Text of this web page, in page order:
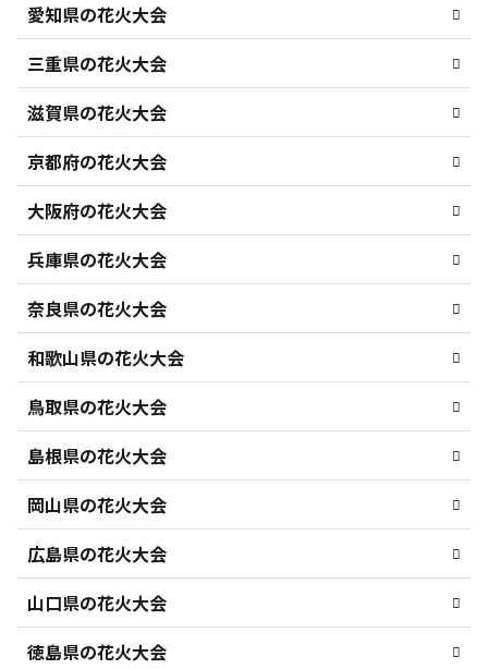
愛知県の花火大会
三重県の花火大会
滋賀県の花火大会
京都府の花火大会
大阪府の花火大会
兵庫県の花火大会
奈良県の花火大会
和歌山県の花火大会
鳥取県の花火大会
島根県の花火大会
岡山県の花火大会
広島県の花火大会
山口県の花火大会
徳島県の花火大会